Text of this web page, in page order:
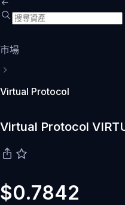
市場
Virtual Protocol
Virtual Protocol
$0.7842